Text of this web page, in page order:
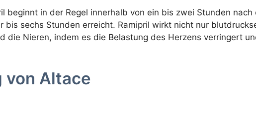
beginnt in der Regel innerhalb von ein bis zwei Stunden
bis sechs Stunden erreicht. Ramipril wirkt nicht nur
die Nieren, indem es die Belastung des Herzens verringert
von Altace